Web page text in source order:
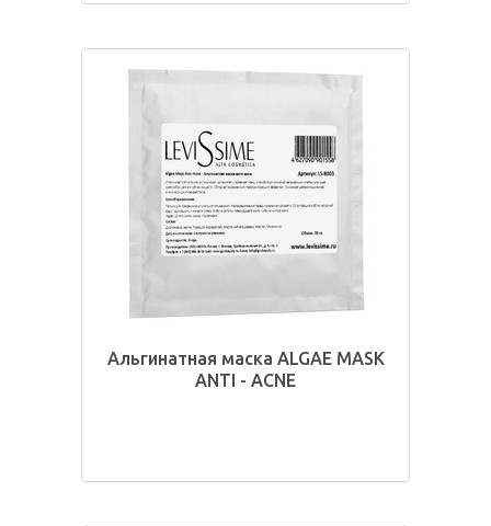
Альгинатная маска ALGAE MASK
ANTI - ACNE